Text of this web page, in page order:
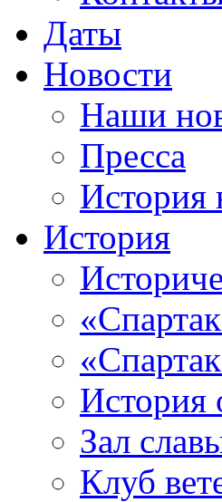
Даты
Новости
Наши
Пресса
История
История
История
Зал
Клуб